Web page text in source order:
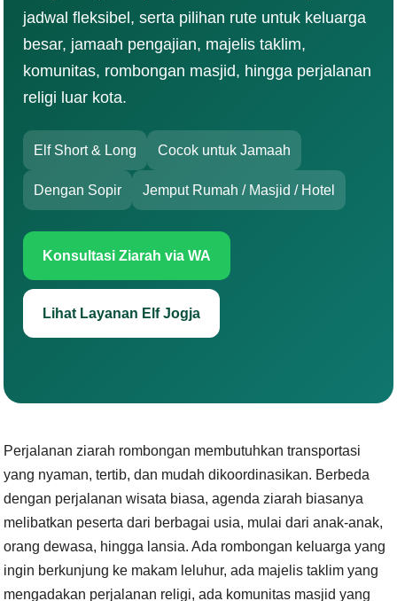
jadwal fleksibel, serta pilihan rute untuk keluarga
besar, jamaah pengajian, majelis taklim,
komunitas, rombongan masjid, hingga perjalanan
religi luar kota.
Elf Short & Long Cocok untuk Jamaah
Dengan Sopir Jemput Rumah / Masjid / Hotel
Konsultasi Ziarah via WA
Lihat Layanan Elf Jogja
Perjalanan ziarah rombongan membutuhkan transportasi
yang nyaman, tertib, dan mudah dikoordinasikan. Berbeda
dengan perjalanan wisata biasa, agenda ziarah biasanya
melibatkan peserta dari berbagai usia, mulai dari anak-anak,
orang dewasa, hingga lansia. Ada rombongan keluarga yang
ingin berkunjung ke makam leluhur, ada majelis taklim yang
mengadakan perjalanan religi, ada komunitas masjid yang